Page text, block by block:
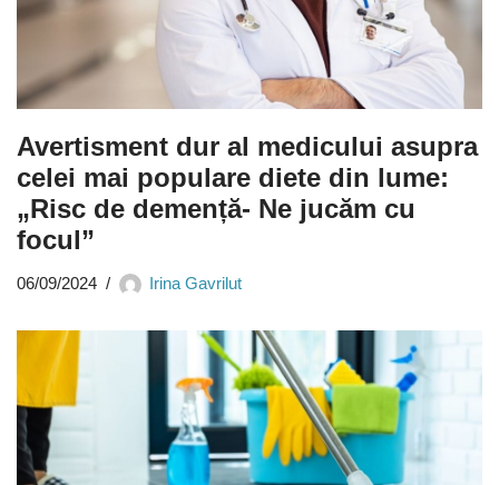
Avertisment dur al medicului asupra
celei mai populare diete din lume:
„Risc de demență- Ne jucăm cu
focul”
06/09/2024 Irina Gavrilut